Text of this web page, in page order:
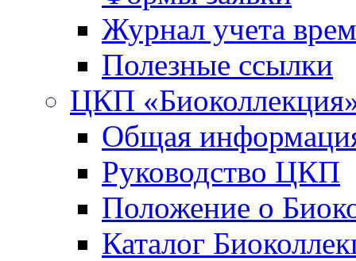
Журнал учета
Полезные ссылки
ЦКП
Общая
Руководство ЦКП
Положение о
Каталог